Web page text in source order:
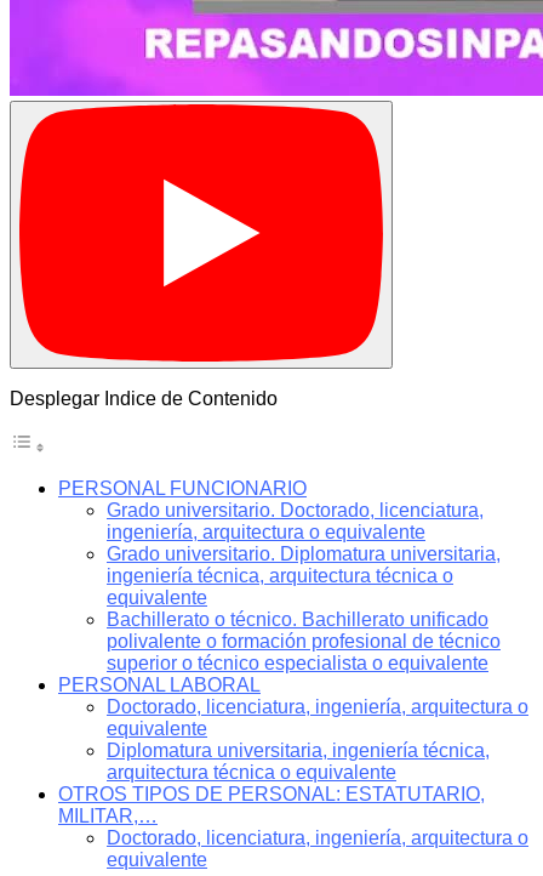
Desplegar Indice de Contenido
PERSONAL FUNCIONARIO
Grado universitario. Doctorado, licenciatura,
ingeniería, arquitectura o equivalente
Grado universitario. Diplomatura universitaria,
ingeniería técnica, arquitectura técnica o
equivalente
Bachillerato o técnico. Bachillerato unificado
polivalente o formación profesional de técnico
superior o técnico especialista o equivalente
PERSONAL LABORAL
Doctorado, licenciatura, ingeniería, arquitectura o
equivalente
Diplomatura universitaria, ingeniería técnica,
arquitectura técnica o equivalente
OTROS TIPOS DE PERSONAL: ESTATUTARIO,
MILITAR,…
Doctorado, licenciatura, ingeniería, arquitectura o
equivalente